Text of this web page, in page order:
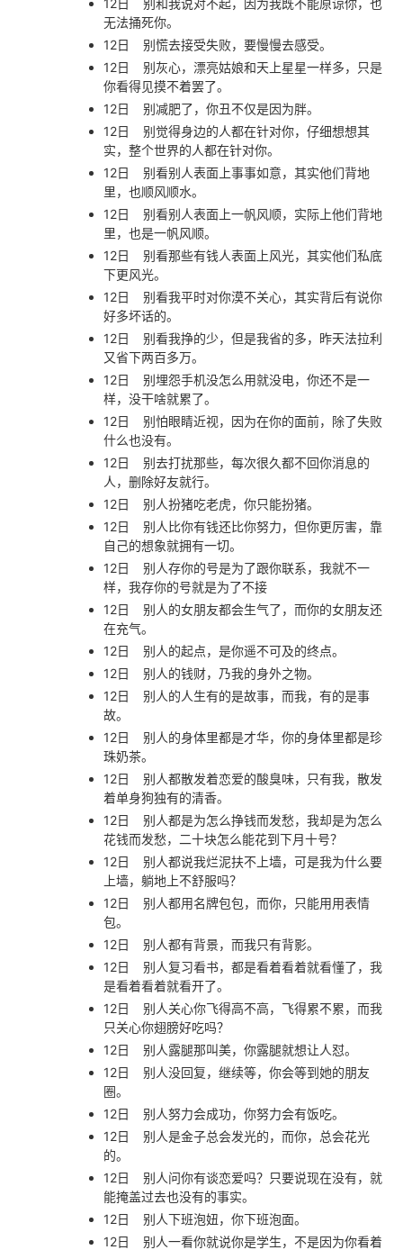
12日
别和我说对不起，因为我既不能原谅你，也
无法捅死你。
12日
别慌去接受失败，要慢慢去感受。
12日
别灰心，漂亮姑娘和天上星星一样多，只是
你看得见摸不着罢了。
12日
别减肥了，你丑不仅是因为胖。
12日
别觉得身边的人都在针对你，仔细想想其
实，整个世界的人都在针对你。
12日
别看别人表面上事事如意，其实他们背地
里，也顺风顺水。
12日
别看别人表面上一帆风顺，实际上他们背地
里，也是一帆风顺。
12日
别看那些有钱人表面上风光，其实他们私底
下更风光。
12日
别看我平时对你漠不关心，其实背后有说你
好多坏话的。
12日
别看我挣的少，但是我省的多，昨天法拉利
又省下两百多万。
12日
别埋怨手机没怎么用就没电，你还不是一
样，没干啥就累了。
12日
别怕眼睛近视，因为在你的面前，除了失败
什么也没有。
12日
别去打扰那些，每次很久都不回你消息的
人，删除好友就行。
12日
别人扮猪吃老虎，你只能扮猪。
12日
别人比你有钱还比你努力，但你更厉害，靠
自己的想象就拥有一切。
12日
别人存你的号是为了跟你联系，我就不一
样，我存你的号就是为了不接
12日
别人的女朋友都会生气了，而你的女朋友还
在充气。
12日
别人的起点，是你遥不可及的终点。
12日
别人的钱财，乃我的身外之物。
12日
别人的人生有的是故事，而我，有的是事
故。
12日
别人的身体里都是才华，你的身体里都是珍
珠奶茶。
12日
别人都散发着恋爱的酸臭味，只有我，散发
着单身狗独有的清香。
12日
别人都是为怎么挣钱而发愁，我却是为怎么
花钱而发愁，二十块怎么能花到下月十号？
12日
别人都说我烂泥扶不上墙，可是我为什么要
上墙，躺地上不舒服吗？
12日
别人都用名牌包包，而你，只能用用表情
包。
12日
别人都有背景，而我只有背影。
12日
别人复习看书，都是看着看着就看懂了，我
是看着看着就看开了。
12日
别人关心你飞得高不高，飞得累不累，而我
只关心你翅膀好吃吗？
12日
别人露腿那叫美，你露腿就想让人怼。
12日
别人没回复，继续等，你会等到她的朋友
圈。
12日
别人努力会成功，你努力会有饭吃。
12日
别人是金子总会发光的，而你，总会花光
的。
12日
别人问你有谈恋爱吗？只要说现在没有，就
能掩盖过去也没有的事实。
12日
别人下班泡妞，你下班泡面。
12日
别人一看你就说你是学生，不是因为你看着